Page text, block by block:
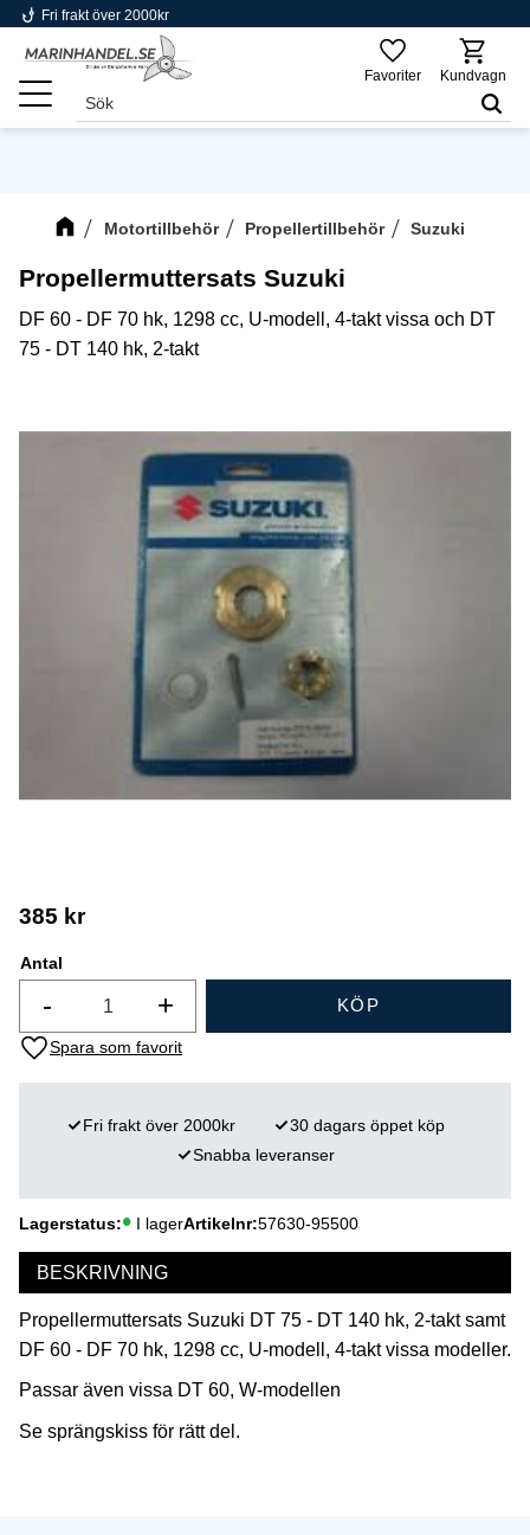
Meny
phishing Fri frakt över 2000kr
Favoriter Kundvagn
Motortillbehör Propellertillbehör Suzuki
Propellermuttersats Suzuki
DF 60 - DF 70 hk, 1298 cc, U-modell, 4-takt vissa och DT
75 - DT 140 hk, 2-takt
385 kr
Antal
+
- KÖP
Lägg till i favoriter
Lagerstatus I lagerArtikelnr 57630-95500
Fri frakt över 2000kr
30 dagars öppet köp
Snabba leveranser
BESKRIVNING
Propellermuttersats Suzuki DT 75 - DT 140 hk, 2-takt samt
DF 60 - DF 70 hk, 1298 cc, U-modell, 4-takt vissa modeller.
Passar även vissa DT 60, W-modellen
Se sprängskiss för rätt del.